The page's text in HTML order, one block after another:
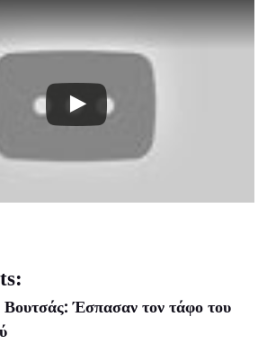
Έσπασαν τον τάφο του